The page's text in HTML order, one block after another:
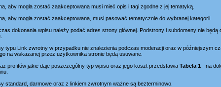
aby mogła zostać zaakceptowana musi mieć opis i tagi zgodne z jej tematyką.
aby mogła zostać zaakceptowana, musi pasować tematycznie do wybranej kategorii.
dokonania wpisu należy podać adres strony głównej. Podstrony i subdomeny nie będą
typu Link zwrotny w przypadku nie znalezienia podczas moderacji oraz w późniejszym
na wskazanej przez użytkownika stronie będą usuwane.
profitów jakie daje poszczególny typ wpisu oraz jego koszt przedstawia Tabela 1 - na
standard, darmowe oraz z linkiem zwrotnym ważne są bezterminowo.